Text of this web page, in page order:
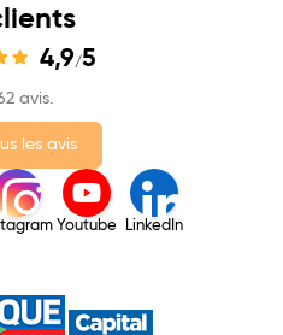
4,9/5
avis.
les avis
Youtube LinkedIn